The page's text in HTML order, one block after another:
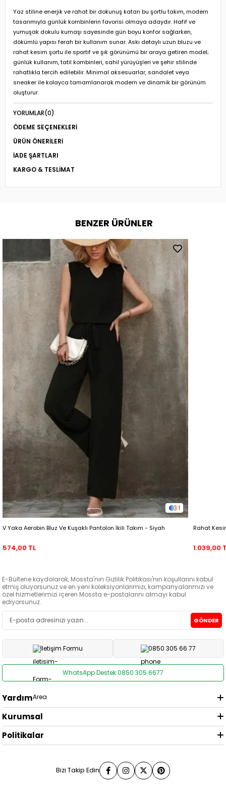
Yaz stiline enerjik ve rahat bir dokunuş katan bu şortlu takım, modern
tasarımıyla günlük kombinlerin favorisi olmaya adaydır. Hafif ve
yumuşak dokulu kumaşı sayesinde gün boyu konfor sağlarken,
dökümlü yapısı ferah bir kullanım sunar. Askı detaylı uzun bluzu ve
rahat kesim şortu ile sportif ve şık görünümü bir araya getiren model;
günlük kullanım, tatil kombinleri, sahil yürüyüşleri ve şehir stilinde
rahatlıkla tercih edilebilir. Minimal aksesuarlar, sandalet veya
sneaker ile kolayca tamamlanarak modern ve dinamik bir görünüm
oluşturur.
YORUMLAR(0)
ÖDEME SEÇENEKLERI
ÜRÜN ÖNERILERI
İADE ŞARTLARI
KARGO & TESLIMAT
BENZER ÜRÜNLER
1
V Yaka Aerobin Bluz Ve Kuşaklı Pantolon İkili Takım - Siyah
574,00 TL
Rahat
1.039,00
E-Bültene kaydolarak, Mossta'nın Gizlilik Politikası'nın koşullarını kabul
etmiş oluyorsunuz ve en yeni koleksiyonlarımızı, kampanyalarımızı ve
özel hizmetlerimizi içeren Mossta e-postalarını almayı kabul
ediyorsunuz.
GÖNDER
İletişim Formu 0850 305 66 77
WhatsApp Destek 0850 305 6677
Yardım
Kurumsal
Politikalar
Bizi Takip Edin